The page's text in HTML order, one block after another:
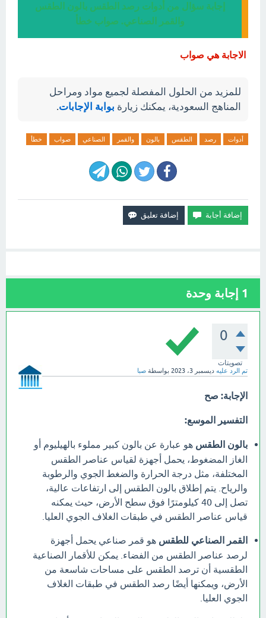
إجابة سؤال من أدوات رصد الطقس بالون الطقس
والقمر الصناعي. صواب خطأ
الاجابة هي صواب
للمزيد من الحلول المفصلة لجميع مواد ومراحل
المناهج السعودية، يمكنك زيارة بوابة الإجابات.
أدوات رصد الطقس بالون والقمر الصناعي صواب خطأ
1 إجابة وحدة
0
تصويتات
تم الرد عليه ديسمبر 3، 2023 بواسطة صبا
الإجابة: صح
التفسير الموسع:
بالون الطقس هو عبارة عن بالون كبير مملوء بالهيليوم أو
الغاز المضغوط، يحمل أجهزة لقياس عناصر الطقس
المختلفة، مثل درجة الحرارة والضغط الجوي والرطوبة
والرياح. يتم إطلاق بالون الطقس إلى ارتفاعات عالية،
تصل إلى 40 كيلومترًا فوق سطح الأرض، حيث يمكنه
قياس عناصر الطقس في طبقات الغلاف الجوي العليا.
القمر الصناعي للطقس هو قمر صناعي يحمل أجهزة
لرصد عناصر الطقس من الفضاء. يمكن للأقمار الصناعية
الطقسية أن ترصد الطقس على مساحات شاسعة من
الأرض، ويمكنها أيضًا رصد الطقس في طبقات الغلاف
الجوي العليا.